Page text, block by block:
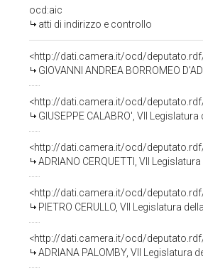
ocd:aic
atti di indirizzo e controllo
<http://dati.camera.it/ocd/
GIOVANNI ANDREA BORROMEO
<http://dati.camera.it/ocd/
GIUSEPPE CALABRO', VII
<http://dati.camera.it/ocd/
ADRIANO CERQUETTI, VII
<http://dati.camera.it/ocd/
PIETRO CERULLO, VII Legislatura
<http://dati.camera.it/ocd/
ADRIANA PALOMBY, VII Legislatura